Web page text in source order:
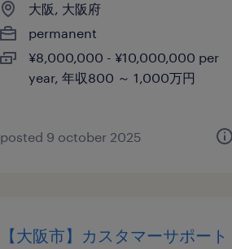
大阪, 大阪府
permanent
¥8,000,000 - ¥10,000,000 per
year, 年収800 ～ 1,000万円
posted 9 october 2025
【大阪市】カスタマーサポート